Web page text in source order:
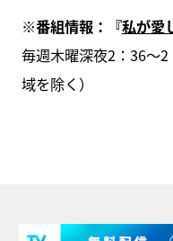
※番組情報：『私が愛
毎週木曜深夜2：36～
域を除く）